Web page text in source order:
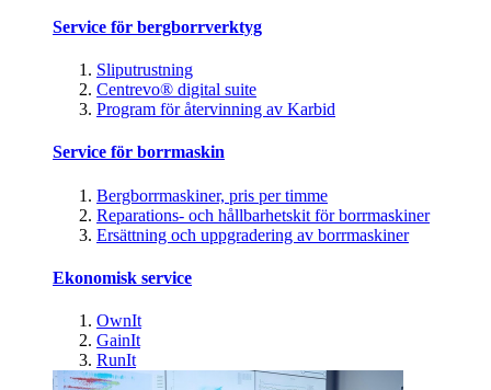
Service för bergborrverktyg
Sliputrustning
Centrevo® digital suite
Program för återvinning av Karbid
Service för borrmaskin
Bergborrmaskiner, pris per timme
Reparations- och hållbarhetskit för borrmaskiner
Ersättning och uppgradering av borrmaskiner
Ekonomisk service
OwnIt
GainIt
RunIt